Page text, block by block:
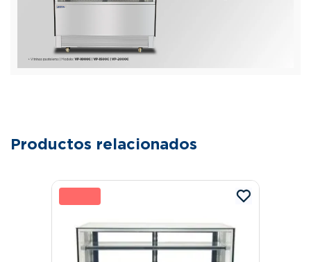
Productos relacionados
8